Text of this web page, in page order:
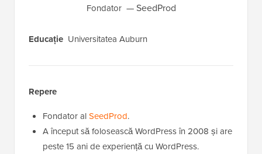
Fondator SeedProd
Educație Universitatea Auburn
Repere
Fondator alSeedProd.
A început să folosească WordPress în 2008 și are
peste 15 ani de experiență cu WordPress.